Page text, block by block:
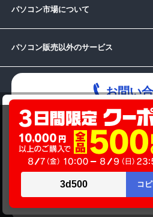
NEC VersaPro VKL21X-5 （第8世
商品価格(税込)
オプション小計価格(税込)
商品合計価格(税込)
在庫がありま
パソコン市場について
パソコン販売以外のサービス
お問い
受付時間：
メールでの
当サイトでは利用体験の向上および
ラフィックの分析を目的として
サイトの閲覧を継続された場合、
のといたします。
承諾する